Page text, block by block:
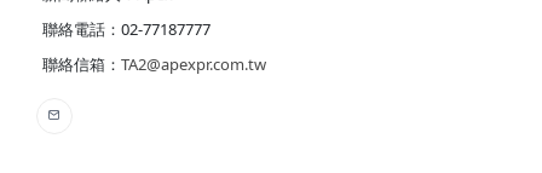
聯絡電話：02-77187777
聯絡信箱： TA2@apexpr.com.tw